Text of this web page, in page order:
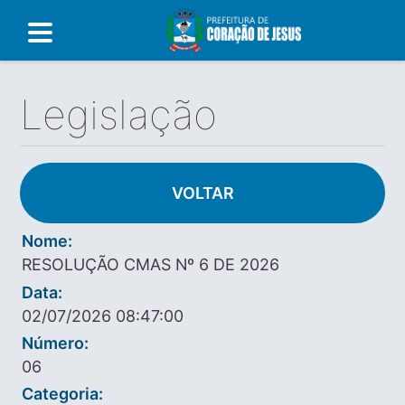
Legislação
VOLTAR
Nome:
RESOLUÇÃO CMAS Nº 6 DE 2026
Data:
02/07/2026 08:47:00
Número:
06
Categoria: